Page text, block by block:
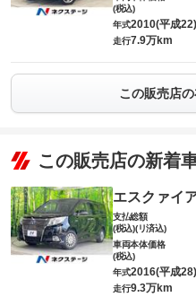
(税込)
年式2010(平成
走行7.9万km
この販売店
この販売店の新着
エスクァイ
支払総額
(税込)(リ済込)
車両本体価格
(税込)
年式2016(平成
走行9.3万km